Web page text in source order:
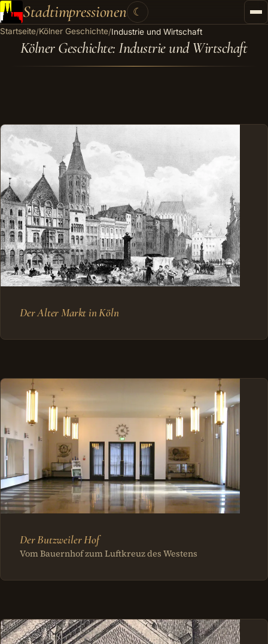
Stadtimpressionen
Startseite
Stadtführungen
Kontakt
Kategorien
☾
Startseite/Kölner Geschichte/Industrie und Wirtschaft
Kölner Geschichte: Industrie und Wirtschaft
Der Alter Markt in Köln
Der Butzweiler Hof
Vom Bauernhof zum Luftkreuz des Westens